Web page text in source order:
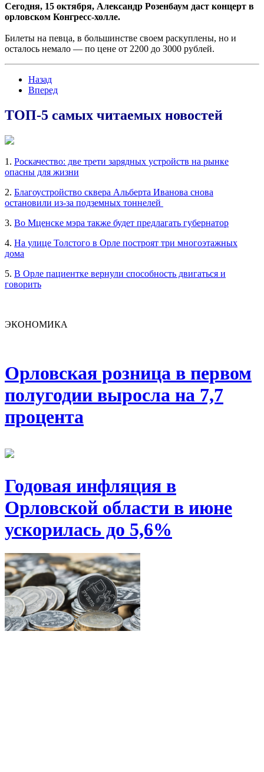
Сегодня, 15 октября, Александр Розенбаум даст концерт в
орловском Конгресс-холле.
Билеты на певца, в большинстве своем раскуплены, но и
осталось немало — по цене от 2200 до 3000 рублей.
Назад
Вперед
ТОП-5 самых читаемых новостей
1. Роскачество: две трети зарядных устройств на рынке
опасны для жизни
2. Благоустройство сквера Альберта Иванова снова
остановили из-за подземных тоннелей
3. Во Мценске мэра также будет предлагать губернатор
4. На улице Толстого в Орле построят три многоэтажных
дома
5. В Орле пациентке вернули способность двигаться и
говорить
ЭКОНОМИКА
Орловская розница в первом
полугодии выросла на 7,7
процента
Годовая инфляция в
Орловской области в июне
ускорилась до 5,6%